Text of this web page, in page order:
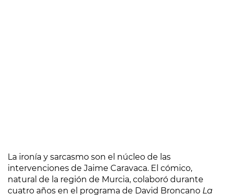
La ironía y sarcasmo son el núcleo de las
intervenciones de Jaime Caravaca. El cómico,
natural de la región de Murcia, colaboró durante
cuatro años en el programa de David Broncano La